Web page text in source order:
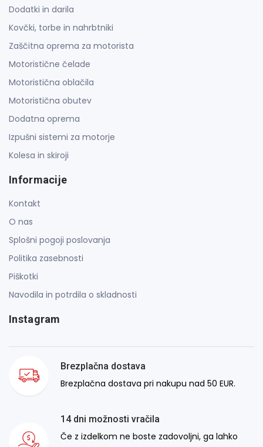
Dodatki in darila
Kovčki, torbe in nahrbtniki
Zaščitna oprema za motorista
Motoristične čelade
Motoristična oblačila
Motoristična obutev
Dodatna oprema
Izpušni sistemi za motorje
Kolesa in skiroji
Informacije
Kontakt
O nas
Splošni pogoji poslovanja
Politika zasebnosti
Piškotki
Navodila in potrdila o skladnosti
Instagram
Brezplačna dostava
Brezplačna dostava pri nakupu nad 50 EUR.
14 dni možnosti vračila
Če z izdelkom ne boste zadovoljni, ga lahko